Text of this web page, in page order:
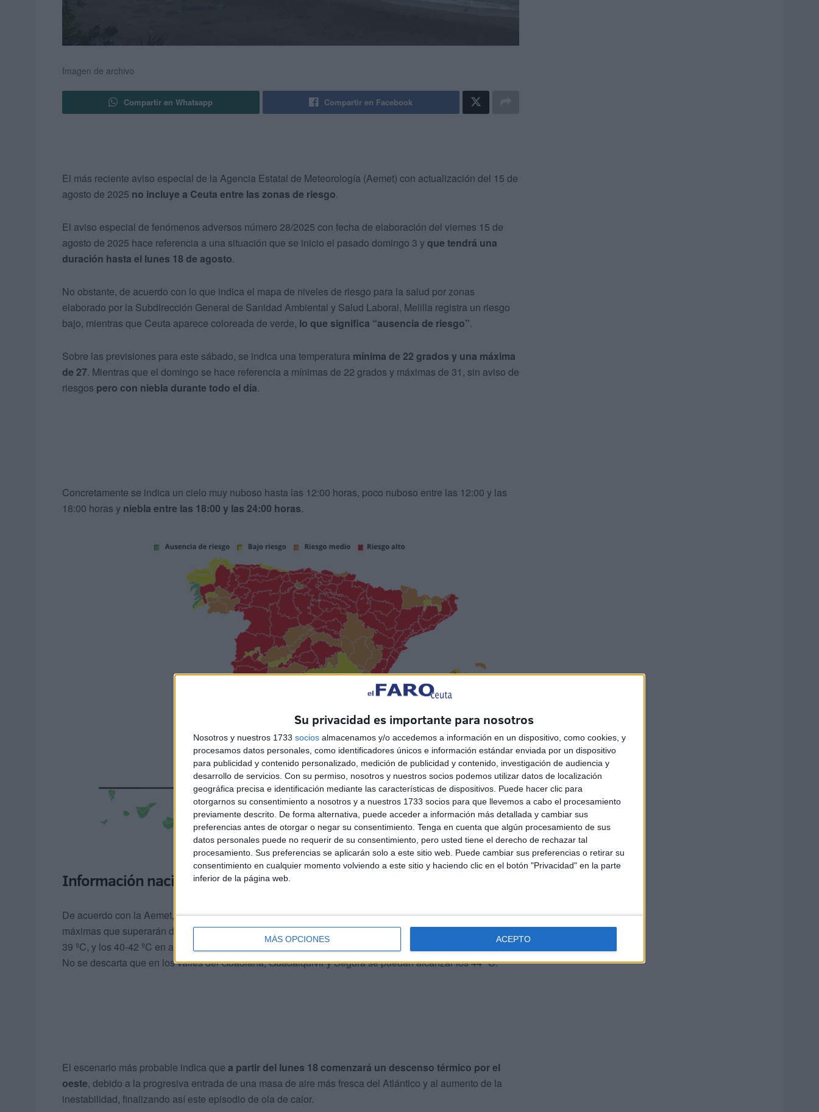
Su privacidad es importante para nosotros
Nosotros y nuestros 1733 socios almacenamos y/o accedemos a información en un dispositivo, como cookies, y
procesamos datos personales, como identificadores únicos e información estándar enviada por un dispositivo
para publicidad y contenido personalizado, medición de publicidad y contenido, investigación de audiencia y
desarrollo de servicios. Con su permiso, nosotros y nuestros socios podemos utilizar datos de localización
geográfica precisa e identificación mediante las características de dispositivos. Puede hacer clic para
otorgarnos su consentimiento a nosotros y a nuestros 1733 socios para que llevemos a cabo el procesamiento
previamente descrito. De forma alternativa, puede acceder a información más detallada y cambiar sus
preferencias antes de otorgar o negar su consentimiento. Tenga en cuenta que algún procesamiento de sus
datos personales puede no requerir de su consentimiento, pero usted tiene el derecho de rechazar tal
procesamiento. Sus preferencias se aplicarán solo a este sitio web. Puede cambiar sus preferencias o retirar su
consentimiento en cualquier momento volviendo a este sitio y haciendo clic en el botón "Privacidad" en la parte
inferior de la página web.
MÁS OPCIONES ACEPTO
Imagen de archivo
Compartir en Whatsapp Compartir en Facebook
El más reciente aviso especial de la Agencia Estatal de Meteorología (Aemet) con actualización del 15 de
agosto de 2025 no incluye a Ceuta entre las zonas de riesgo.
El aviso especial de fenómenos adversos número 28/2025 con fecha de elaboración del viernes 15 de
agosto de 2025 hace referencia a una situación que se inicio el pasado domingo 3 yque tendrá una
duración hasta el lunes 18 de agosto.
No obstante, de acuerdo con lo que indica el mapa de niveles de riesgo para la salud por zonas
elaborado por la Subdirección General de Sanidad Ambiental y Salud Laboral, Melilla registra un riesgo
bajo, mientras que Ceuta aparece coloreada de verde, lo que significa “ausencia de riesgo”.
Sobre las previsiones para este sábado, se indica una temperatura mínima de 22 grados y una máxima
de 27. Mientras que el domingo se hace referencia a mínimas de 22 grados y máximas de 31, sin aviso de
riesgos pero con niebla durante todo el día.
Concretamente se indica un cielo muy nuboso hasta las 12:00 horas, poco nuboso entre las 12:00 y las
18:00 horas y niebla entre las 18:00 y las 24:00 horas.
Información nacional
De acuerdo con la Aemet,el sábado y el domingo serán los días más cálidos, con temperaturas
máximas que superarán de forma generalizada en Península y Baleares, salvo el área cantábrica, los 36-
39 ºC, y los 40-42 ºC en amplias zonas de la mitad sur peninsular y en las depresiones del Ebro y Duero.
No se descarta que en los valles del Guadiana, Guadalquivir y Segura se puedan alcanzar los 44 ºC.
El escenario más probable indica que a partir del lunes 18 comenzará un descenso térmico por el
oeste, debido a la progresiva entrada de una masa de aire más fresca del Atlántico y al aumento de la
inestabilidad, finalizando así este episodio de ola de calor.